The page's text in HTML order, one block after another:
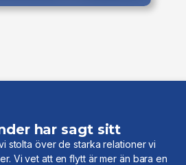
har sagt sitt
stolta över de starka relationer vi
Vi vet att en flytt är mer än bara en